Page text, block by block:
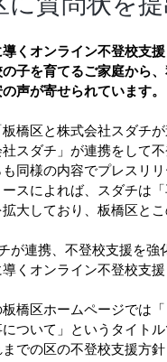
くオンライン不登校支
子を育てるご家庭から
声が寄せられています。
橋区と株式会社スダチ
スダチ」が連携をして
同様の内容でプレスリ
スによれば、スダチは
大しており、板橋区と
が連携、不登校支援を強
くオンライン不登校支援
橋区ホームページでは
ついて」というタイト
での区の不登校支援方